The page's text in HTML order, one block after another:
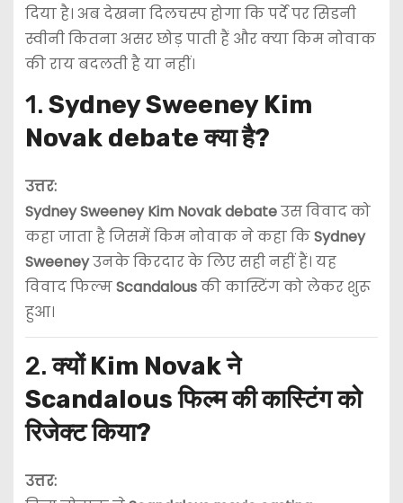
दिया है। अब देखना दिलचस्प होगा कि पर्दे पर सिडनी
स्वीनी कितना असर छोड़ पाती हैं और क्या किम नोवाक
की राय बदलती है या नहीं।
1. Sydney Sweeney Kim
Novak debate क्या है?
उत्तर:
Sydney Sweeney Kim Novak debateउस विवाद को
कहा जाता है जिसमें किम नोवाक ने कहा किSydney
Sweeneyउनके किरदार के लिए सही नहीं हैं। यह
विवाद फिल्मScandalousकी कास्टिंग को लेकर शुरू
हुआ।
2.क्यों Kim Novak ने
Scandalous फिल्म की कास्टिंग को
रिजेक्ट किया?
उत्तर: